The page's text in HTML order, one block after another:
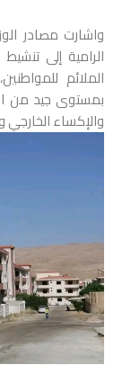
واشارت مصادر
الرامية إلى
الملائم
بمستوى جيد من
والإكساء الخارجي